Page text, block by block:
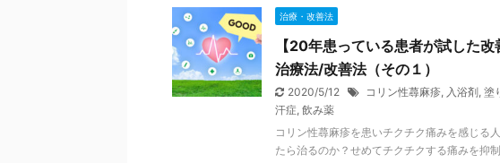
治療・改善法
【20年患っている患者が試した
治療法/改善法（その１）
2020/5/12 コリン性蕁麻疹, 入浴剤, 塗
汗症, 飲み薬
コリン性蕁麻疹を患いチクチク痛みを感じる
たら治るのか？せめてチクチクする痛みを抑